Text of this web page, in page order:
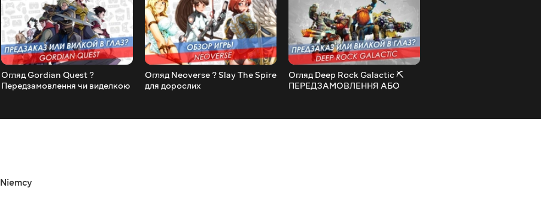
Огляд Gordian Quest ?
Передзамовлення чи виделкою
Огляд Neoverse ? Slay The Spire
для дорослих
Огляд Deep Rock Galactic ⛏
ПЕРЕДЗАМОВЛЕННЯ АБО
Niemcy